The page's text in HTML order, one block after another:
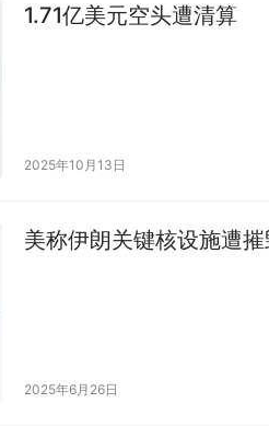
1.71亿美元空头遭清算
2025年10月13日
美称伊朗关键核设施遭
2025年6月26日